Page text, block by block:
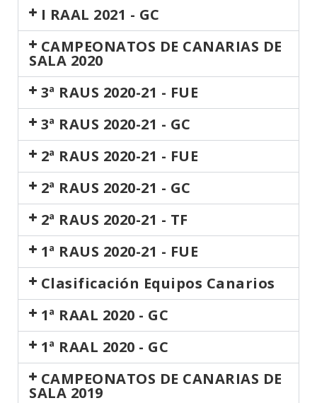
I RAAL 2021 - GC
CAMPEONATOS DE CANARIAS DE
SALA 2020
3ª RAUS 2020-21 - FUE
3ª RAUS 2020-21 - GC
2ª RAUS 2020-21 - FUE
2ª RAUS 2020-21 - GC
2ª RAUS 2020-21 - TF
1ª RAUS 2020-21 - FUE
Clasificación Equipos Canarios
1ª RAAL 2020 - GC
1ª RAAL 2020 - GC
CAMPEONATOS DE CANARIAS DE
SALA 2019